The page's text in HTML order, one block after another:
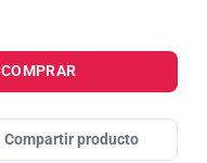
COMPRAR
Compartir producto